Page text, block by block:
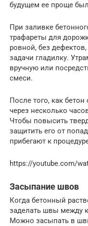
будущем ее проще
При заливке
трафареты для
ровной, без
задачи гладилку.
вручную или
смеси.
После того, как
через несколько
Чтобы повысить
защитить его от
прибегают к
https://youtube.com/
Засыпание швов
Когда бетонный
заделать швы между
Можно засыпать в